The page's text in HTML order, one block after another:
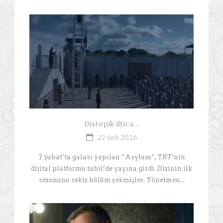
Distopik iltica…
22 Şub 2026
7 Şubat’ta galası yapılan “Asylum”, TRT’nin
dijital platformu tabii’de yayına girdi. Dizinin ilk
sezonunu sekiz bölüm çekmişler. Yönetmen...